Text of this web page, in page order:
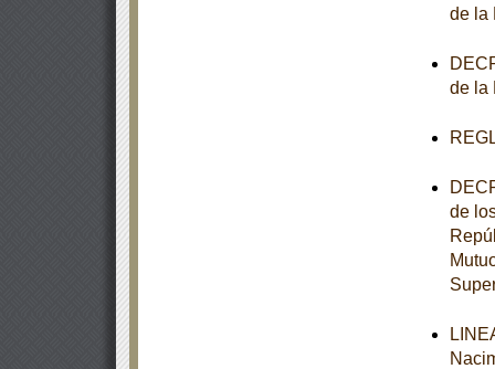
de la
de la
de